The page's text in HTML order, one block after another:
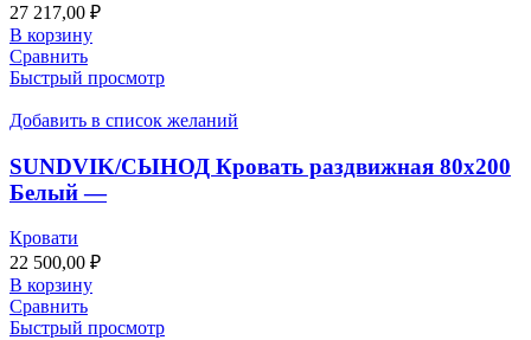
27 217,00 ₽
В корзину
Сравнить
Быстрый просмотр
Добавить в список желаний
SUNDVIK/СЫНОД Кровать раздвижная 80х200
Белый —
Кровати
22 500,00 ₽
В корзину
Сравнить
Быстрый просмотр